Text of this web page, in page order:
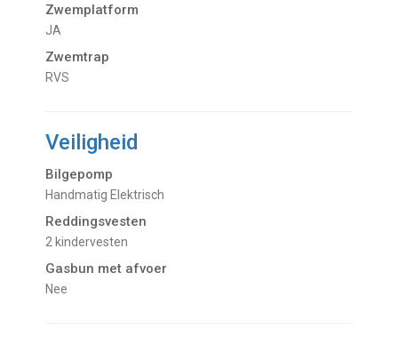
Zwemplatform
JA
Zwemtrap
RVS
Veiligheid
Bilgepomp
Handmatig Elektrisch
Reddingsvesten
2 kindervesten
Gasbun met afvoer
Nee